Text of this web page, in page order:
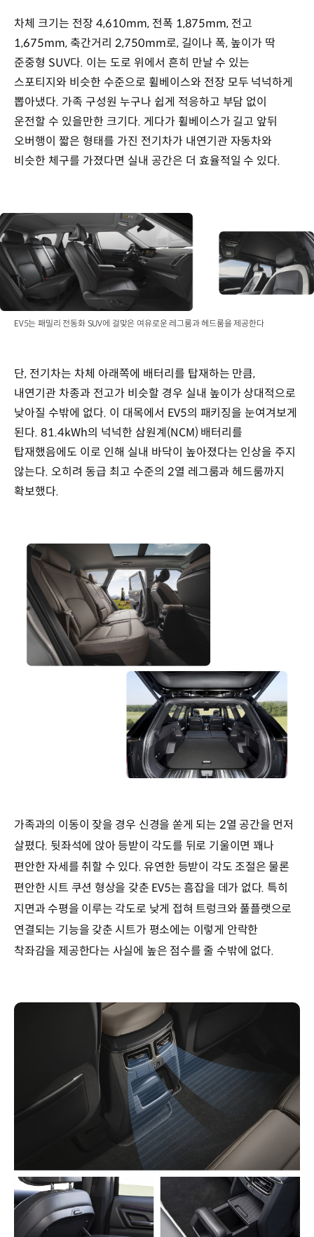
차체 크기는 전장 4,610mm, 전폭 1,875mm, 전고
1,675mm, 축간거리 2,750mm로, 길이나 폭, 높이가 딱
준중형 SUV다. 이는 도로 위에서 흔히 만날 수 있는
스포티지와 비슷한 수준으로 휠베이스와 전장 모두 넉넉하게
뽑아냈다. 가족 구성원 누구나 쉽게 적응하고 부담 없이
운전할 수 있을만한 크기다. 게다가 휠베이스가 길고 앞뒤
오버행이 짧은 형태를 가진 전기차가 내연기관 자동차와
비슷한 체구를 가졌다면 실내 공간은 더 효율적일 수 있다.
EV5는 패밀리 전동화 SUV에 걸맞은 여유로운 레그룸과 헤드룸을 제공한다
단, 전기차는 차체 아래쪽에 배터리를 탑재하는 만큼,
내연기관 차종과 전고가 비슷할 경우 실내 높이가 상대적으로
낮아질 수밖에 없다. 이 대목에서 EV5의 패키징을 눈여겨보게
된다. 81.4kWh의 넉넉한 삼원계(NCM) 배터리를
탑재했음에도 이로 인해 실내 바닥이 높아졌다는 인상을 주지
않는다. 오히려 동급 최고 수준의 2열 레그룸과 헤드룸까지
확보했다.
가족과의 이동이 잦을 경우 신경을 쏟게 되는 2열 공간을 먼저
살폈다. 뒷좌석에 앉아 등받이 각도를 뒤로 기울이면 꽤나
편안한 자세를 취할 수 있다. 유연한 등받이 각도 조절은 물론
편안한 시트 쿠션 형상을 갖춘 EV5는 흠잡을 데가 없다. 특히
지면과 수평을 이루는 각도로 낮게 접혀 트렁크와 풀플랫으로
연결되는 기능을 갖춘 시트가 평소에는 이렇게 안락한
착좌감을 제공한다는 사실에 높은 점수를 줄 수밖에 없다.